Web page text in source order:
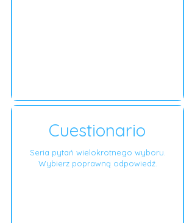
Cuestionario
Seria pytań wielokrotnego wyboru.
Wybierz poprawną odpowiedź.